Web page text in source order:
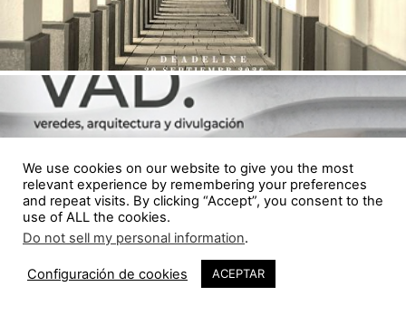
We use cookies on our website to give you the most
relevant experience by remembering your preferences
and repeat visits. By clicking “Accept”, you consent to the
use of ALL the cookies.
Do not sell my personal information.
Configuración de cookies ACEPTAR